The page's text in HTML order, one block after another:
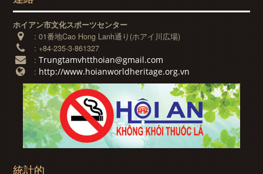
ホイアン市文化スポーツセンター
:01番地Cao Hong Lanh通り(ホアイ川広場)
:+84-235-3-861327
:Trungtamvhtthoian@gmail.com
: http://www.hoianworldheritage.org.vn
統計的